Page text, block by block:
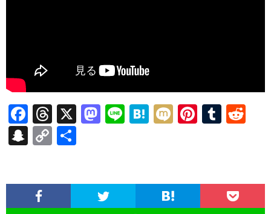
F
ac
e
o
T
hr
ea
X
M
o
Li H
a
M Pi
t
T
r
t
S
pc
C